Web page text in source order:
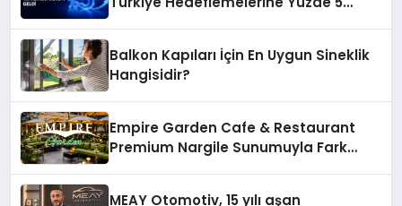
Balkon Kapıları İçin En Uygun Sineklik
Hangisidir?
Empire Garden Cafe & Restaurant
Premium Nargile Sunumuyla Fark
MEAY Otomotiv, 15 yılı aşan